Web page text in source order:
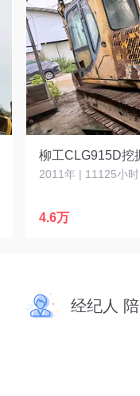
柳工CLG915D挖
2011年 | 11125小
4.6万
经纪人